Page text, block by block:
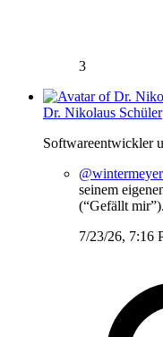
3
Dr. Nikolaus Schüler
Softwareentwickler
@wintermeyer
seinem
(“Gefällt
7/23/26, 7:16